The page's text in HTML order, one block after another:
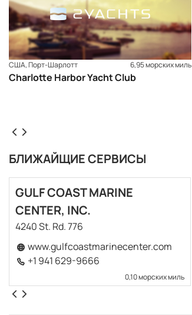
США, Порт-Шарлотт 6,95 морских миль
Charlotte Harbor Yacht Club
БЛИЖАЙЩИЕ СЕРВИСЫ
GULF COAST MARINE
CENTER, INC.
4240 St. Rd. 776
www.gulfcoastmarinecenter.com
+1 941 629-9666
0,10 морских миль